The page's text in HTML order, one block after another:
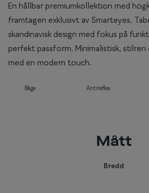
En hållbar premiumkollektion med
framtagen exklusivt av Smarteyes.
skandinavisk design med fokus på
perfekt passform. Minimalistisk,
med en modern touch.
Båge Antireflex
Mått
Bredd